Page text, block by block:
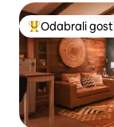
Među najviše
Odabrali